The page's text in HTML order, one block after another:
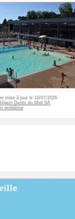
mise à jour le 10/07/2026
Dents du Midi SA
problème